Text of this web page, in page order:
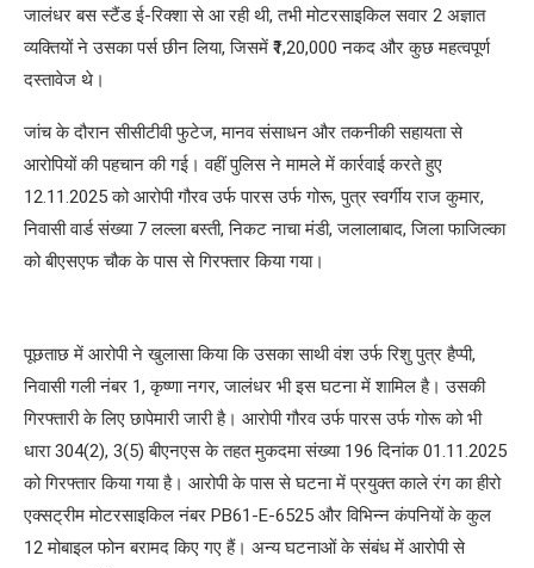
जालंधर बस स्टैंड ई-रिक्शा से आ रही थी, तभी मोटरसाइकिल सवार 2 अज्ञात
व्यक्तियों ने उसका पर्स छीन लिया, जिसमें ₹1,20,000 नकद और कुछ महत्वपूर्ण
दस्तावेज थे।
जांच के दौरान सीसीटीवी फुटेज, मानव संसाधन और तकनीकी सहायता से
आरोपियों की पहचान की गई। वहीं पुलिस ने मामले में कार्रवाई करते हुए
12.11.2025 को आरोपी गौरव उर्फ ​​पारस उर्फ ​​गोरू, पुत्र स्वर्गीय राज कुमार,
निवासी वार्ड संख्या 7 लल्ला बस्ती, निकट नाचा मंडी, जलालाबाद, जिला फाजिल्का
को बीएसएफ चौक के पास से गिरफ्तार किया गया।
पूछताछ में आरोपी ने खुलासा किया कि उसका साथी वंश उर्फ ​​रिशु पुत्र हैप्पी,
निवासी गली नंबर 1, कृष्णा नगर, जालंधर भी इस घटना में शामिल है। उसकी
गिरफ्तारी के लिए छापेमारी जारी है। आरोपी गौरव उर्फ ​​पारस उर्फ ​​गोरू को भी
धारा 304(2), 3(5) बीएनएस के तहत मुकदमा संख्या 196 दिनांक 01.11.2025
को गिरफ्तार किया गया है। आरोपी के पास से घटना में प्रयुक्त काले रंग का हीरो
एक्सट्रीम मोटरसाइकिल नंबर PB61-E-6525 और विभिन्न कंपनियों के कुल
12 मोबाइल फोन बरामद किए गए हैं। अन्य घटनाओं के संबंध में आरोपी से